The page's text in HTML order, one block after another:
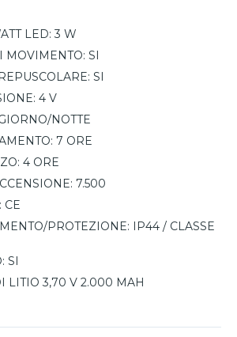
LED: 3 W
MOVIMENTO: SI
SI
4 V
NOTTE
7 ORE
4 ORE
7.500
CE
PROTEZIONE: IP44 / CLASSE
SI
LITIO 3,70 V 2.000 MAH